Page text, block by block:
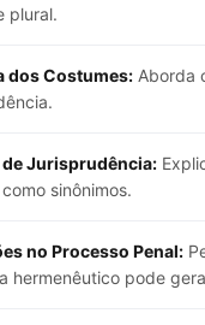
plural.
dos Costumes: Aborda
Jurisprudência:
sinônimos.
no Processo Penal:
hermenêutico pode